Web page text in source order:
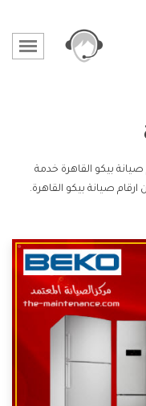
صيانة بيكو القاهرة خدمة
صيانة بيكو القاهرة.